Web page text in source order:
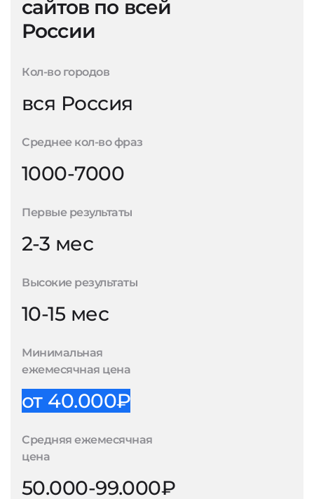
сайтов по всей
России
Кол-во городов
вся Россия
Среднее кол-во фраз
1000-7000
Первые результаты
2-3 мес
Высокие результаты
10-15 мес
Минимальная
ежемесячная цена
от 40.000₽
Средняя ежемесячная
цена
50.000-99.000₽